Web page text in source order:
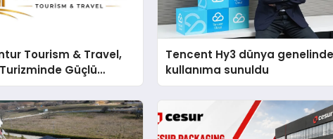
Tourism & Travel,
Güçlü
Ağıyla Fark
Tencent Hy3 dünya
kullanıma sunuldu